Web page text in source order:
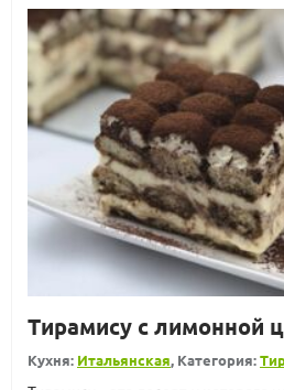
Тирамису с лимонной
Кухня: Итальянская, Категория: